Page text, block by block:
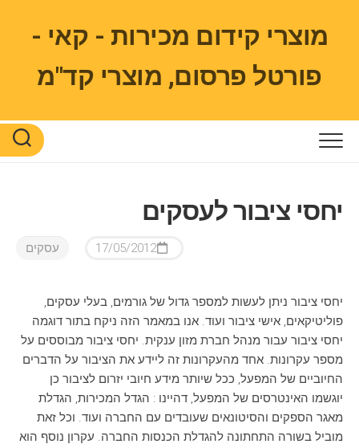
contentמוצרי קידום מכירות - קאי -
פורטל פרסום, מוצרי קד"מ
יחסי ציבור לעסקים
עסקים 17/05/2012
יחסי ציבור ניתן לעשות למספר גדול של גורמים, בעלי עסקים,
פוליטיקאים, אישי ציבור ועוד. אנו במאמר הזה ניקח בתור דוגמה
יחסי ציבור עבור מנהל חברת מזון ענקית. יחסי ציבור מבוססים על
מספר עקרונות. אחד מהעקרונות זה ליידע את הציבור על הדברים
החיוביים של המפעל, ככל שיותר מידע חיובי יזרום לציבור כן
יוגשמו האינטרסים של המפעל, דהיינו : הגדל המכירות, הגדלת
מאגר הספקים והסיטונאים שעובדים עם החברה ועוד. וכל זאת
מוביל בשורה התחתונה להגדלת הכנסות החברה. עקרון נוסף הוא